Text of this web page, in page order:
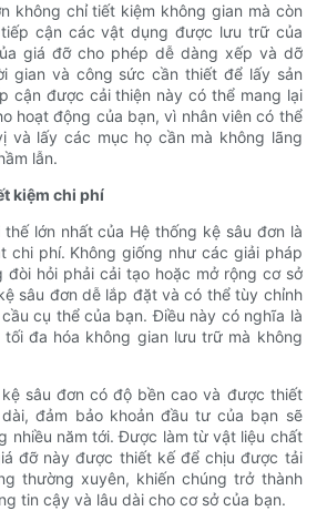
không chỉ tiết kiệm không gian mà còn
cận các vật dụng được lưu trữ của
giá đỡ cho phép dễ dàng xếp và dỡ
gian và công sức cần thiết để lấy sản
cận được cải thiện này có thể mang lại
hoạt động của bạn, vì nhân viên có thể
và lấy các mục họ cần mà không lãng
lẫn.
kiệm chi phí
lớn nhất của Hệ thống kệ sâu đơn là
chi phí. Không giống như các giải pháp
đòi hỏi phải cải tạo hoặc mở rộng cơ sở
sâu đơn dễ lắp đặt và có thể tùy chỉnh
cụ thể của bạn. Điều này có nghĩa là
đa hóa không gian lưu trữ mà không
sâu đơn có độ bền cao và được thiết
đảm bảo khoản đầu tư của bạn sẽ
nhiều năm tới. Được làm từ vật liệu chất
đỡ này được thiết kế để chịu được tải
thường xuyên, khiến chúng trở thành
tin cậy và lâu dài cho cơ sở của bạn.